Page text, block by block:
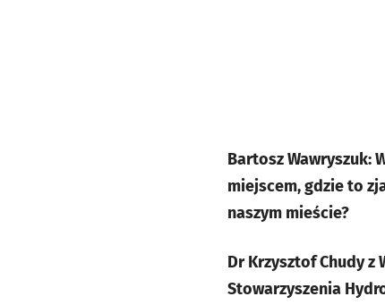
Bartosz Wawryszuk:
miejscem, gdzie to
naszym mieście?
Dr Krzysztof Chudy z
Stowarzyszenia